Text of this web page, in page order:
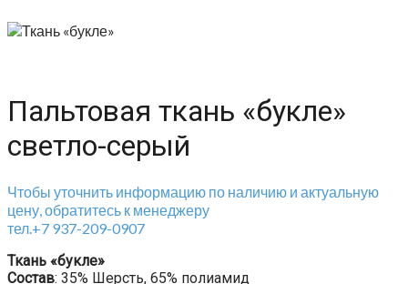
Пальтовая ткань «букле»
светло-серый
Чтобы уточнить информацию по наличию и актуальную
цену, обратитесь к менеджеру
тел.+7 937-209-0907
Ткань «букле»
Состав: 35% Шерсть, 65% полиамид